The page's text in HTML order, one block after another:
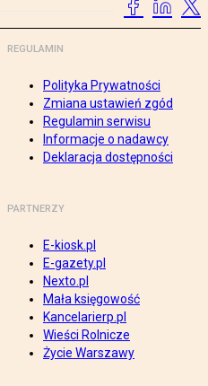
REGULAMIN
Polityka Prywatności
Zmiana ustawień zgód
Regulamin serwisu
Informacje o nadawcy
Deklaracja dostępności
PARTNERZY
E-kiosk.pl
E-gazety.pl
Nexto.pl
Mała księgowość
Kancelarierp.pl
Wieści Rolnicze
Życie Warszawy